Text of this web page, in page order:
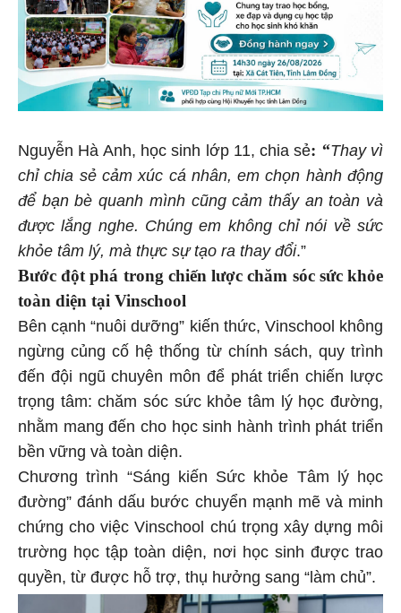
Nguyễn Hà Anh, học sinh lớp 11, chia sẻ: “Thay vì
chỉ chia sẻ cảm xúc cá nhân, em chọn hành động
để bạn bè quanh mình cũng cảm thấy an toàn và
được lắng nghe. Chúng em không chỉ nói về sức
khỏe tâm lý, mà thực sự tạo ra thay đổi.”
Bước đột phá trong chiến lược chăm sóc sức khỏe
toàn diện tại Vinschool
Bên cạnh “nuôi dưỡng” kiến thức, Vinschool không
ngừng củng cố hệ thống từ chính sách, quy trình
đến đội ngũ chuyên môn để phát triển chiến lược
trọng tâm: chăm sóc sức khỏe tâm lý học đường,
nhằm mang đến cho học sinh hành trình phát triển
bền vững và toàn diện.
Chương trình “Sáng kiến Sức khỏe Tâm lý học
đường” đánh dấu bước chuyển mạnh mẽ và minh
chứng cho việc Vinschool chú trọng xây dựng môi
trường học tập toàn diện, nơi học sinh được trao
quyền, từ được hỗ trợ, thụ hưởng sang “làm chủ”.